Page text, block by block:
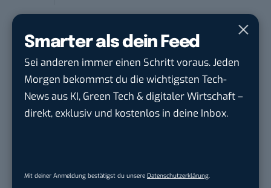
Smarter als dein Feed
Sei anderen immer einen Schritt voraus. Jeden
Morgen bekommst du die wichtigsten Tech-
News aus KI, Green Tech & digitaler Wirtschaft –
direkt, exklusiv und kostenlos in deine Inbox.
Mit deiner Anmeldung bestätigst du unsere Datenschutzerklärung.
BANNERKÖNIG GmbH inGelsenkirchen
Referent (m/w/d) Technik & Netzwerke
DVGW Deutscher Verein des Gas- und
Wasserfac...inBonn
Dr. Meyer & Meyer-Peteaux New Media